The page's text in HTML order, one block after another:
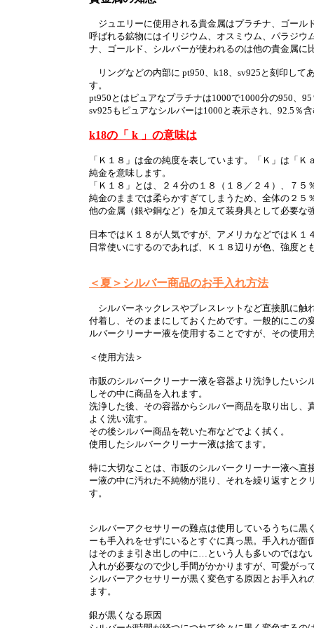
ジュエリーに使用される貴金属はプラチナ、ゴール
呼ばれる鉱物にはイリジウム、オスミウム、パラジ
ナ、ゴールド、シルバーが使われるのは他の貴金属
リングなどの内部に pt950、k18、sv925と刻印して
す。
pt950とはピュアなプラチナは1000で1000分の950、
sv925もピュアなシルバーは1000と表示され、92.5％
k18の「 k 」の意味は
「Ｋ１８」は金の純度を表しています。「Ｋ」は「
純金を意味します。
「Ｋ１８」とは、２４分の１８（１８／２４）、７
純金のままでは柔らかすぎてしまうため、全体の２５
他の金属（銀や銅など）を加えて装身具として必要な
日本ではＫ１８が人気ですが、アメリカなどではＫ１
日常使いにするのであれば、Ｋ１８辺りが色、強度と
＜夏＞シルバー商品のお手入れ方法
シルバーネックレスやブレスレットなど直接肌に触
付着し、そのままにしておくためです。一般的にこ
ルバークリーナー液を使用することですが、その使
＜使用方法＞
市販のシルバークリーナー液を容器より洗浄したい
しその中に商品を入れます。
洗浄した後、その容器からシルバー商品を取り出し
よく洗い流す。
その後シルバー商品を乾いた布などでよく拭く。
使用したシルバークリーナー液は捨てます。
特に大切なことは、市販のシルバークリーナー液へ
ー液の中に汚れた不純物が混り、それを繰り返すと
す。
シルバーアクセサリーの難点は使用しているうちに
ーも手入れをせずにいるとすぐに真っ黒。手入れが
はそのまま引き出しの中に…という人も多いのではな
入れが必要なので少し手間がかかりますが、可愛が
シルバーアクセサリーが黒く変色する原因とお手入
ます。
銀が黒くなる原因